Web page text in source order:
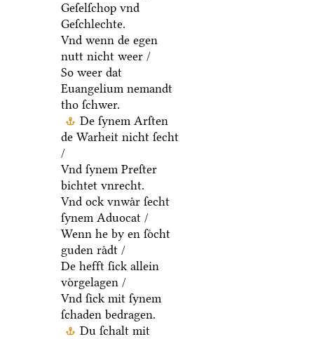
Geſelſchop vnd
Geſchlechte.
Vnd wenn de egen
nutt nicht weer /
So weer dat
Euangelium nemandt
tho ſchwer.
De ſynem Arſten
de Warheit nicht ſecht
/
Vnd ſynem Preſter
bichtet vnrecht.
Vnd ock vnwaͤr ſecht
ſynem Aduocat /
Wenn he by en ſoͤcht
guden raͤdt /
De hefft ſick allein
voͤrgelagen /
Vnd ſick mit ſynem
ſchaden bedragen.
Du ſchalt mit